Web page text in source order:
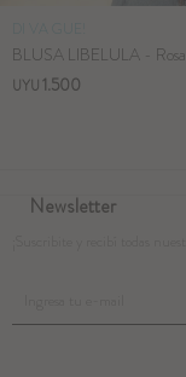
BLUSA LIBELULA - Rosa
UYU1.500
Newsletter